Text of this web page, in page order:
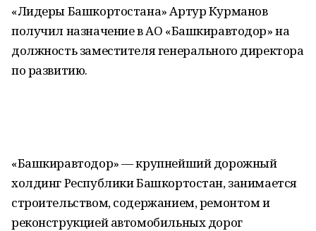
«Лидеры Башкортостана» Артур Курманов
получил назначение в АО «Башкиравтодор» на
должность заместителя генерального директора
по развитию.
«Башкиравтодор» — крупнейший дорожный
холдинг Республики Башкортостан, занимается
строительством, содержанием, ремонтом и
реконструкцией автомобильных дорог